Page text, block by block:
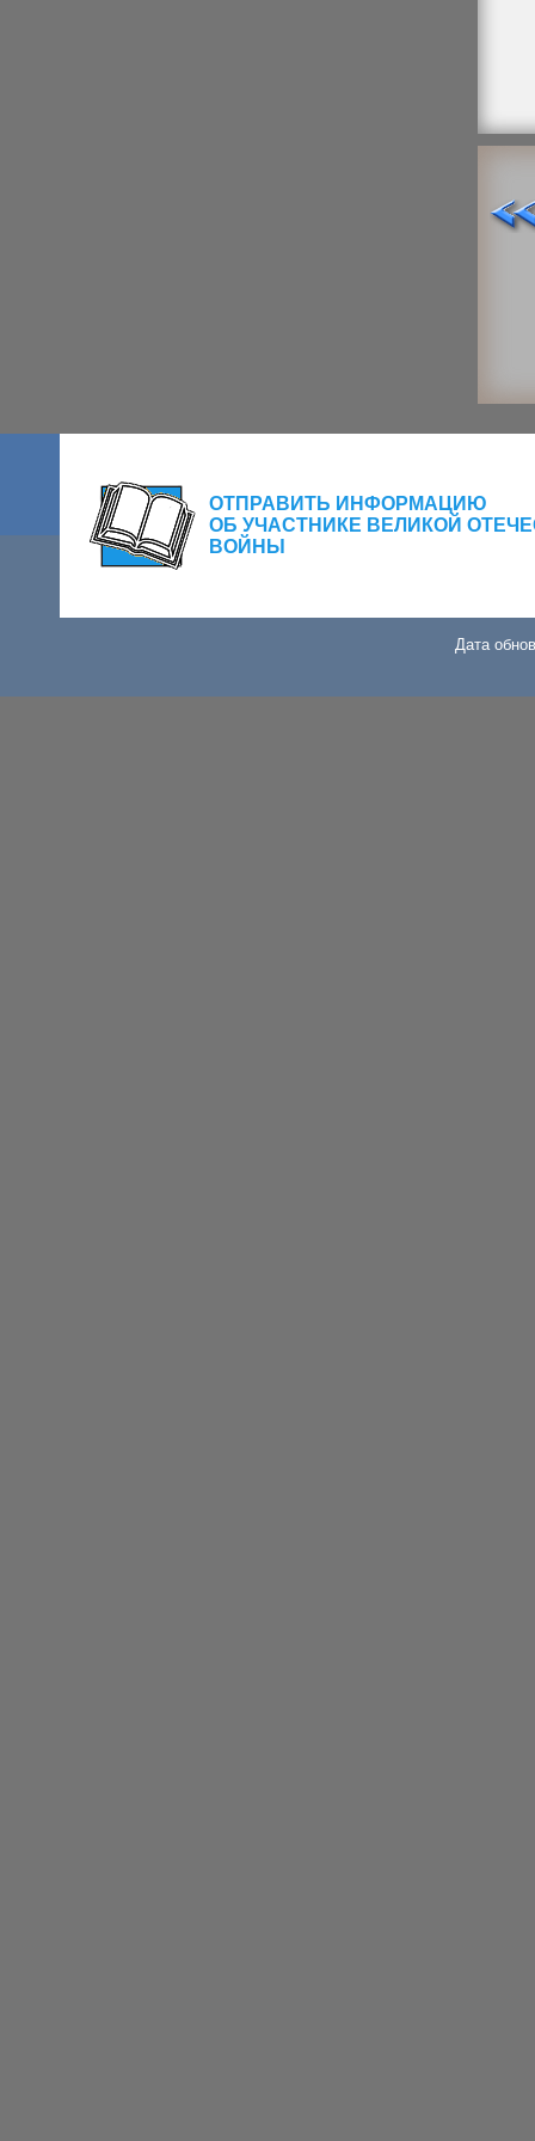
ОТПРАВИТЬ ИНФОРМАЦИЮ
ОБ УЧАСТНИКЕ ВЕЛИКОЙ
ВОЙНЫ
Дата